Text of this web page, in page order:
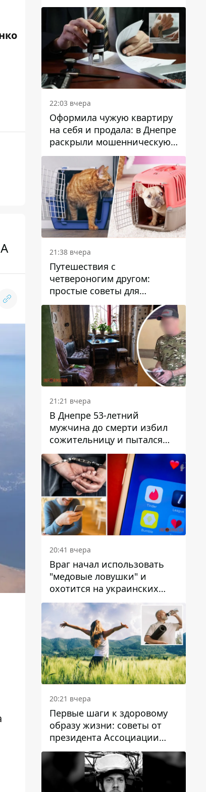
22:03 вчера
Оформила чужую квартиру
на себя и продала: в Днепре
раскрыли мошенническую
схему с недвижимостью
21:38 вчера
Путешествия с
четвероногим другом:
простые советы для
поездок с животными
21:21 вчера
В Днепре 53-летний
мужчина до смерти избил
сожительницу и пытался
скрыть преступление:
детали
20:41 вчера
Враг начал использовать
"медовые ловушки" и
охотится на украинских
военнослужащих
20:21 вчера
Первые шаги к здоровому
образу жизни: советы от
президента Ассоциации
диетологов Украины